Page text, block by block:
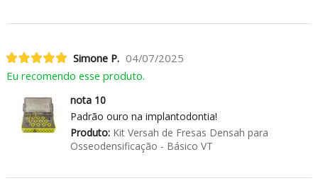
Simone P. 04/07/2025
Eu recomendo esse produto.
nota 10
Padrão ouro na implantodontia!
Produto:Kit Versah de Fresas Densah para
Osseodensificação - Básico VT